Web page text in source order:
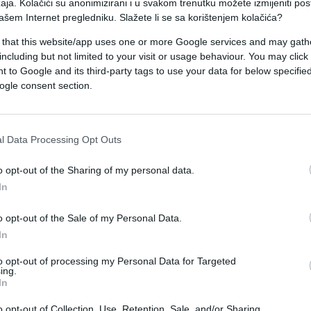
Kolačići su anonimizirani i u svakom trenutku možete izmijeniti
Internet pregledniku. Slažete li se sa korištenjem kolačića?
that this website/app uses one or more Google services and may
but not limited to your visit or usage behaviour. You may
to Google and its third-party tags to use your data for below
consent section.
Data Processing Opt Outs
opt-out of the Sharing of my personal data.
opt-out of the Sale of my Personal Data.
opt-out of processing my Personal Data for Targeted
poginulih jedna je od rijetkih stvari o kojima
njihovi širi pregovori nisu uspjeli približiti
je da je njegova zemlja primila prvu grupu
trebati nekoliko dana.
u nekoliko faza u predstojećim danima",
a pregovori se nastavljaju gotovo svaki
sporazuma postignutih tokom sastanka u
svaku osobu", kazao je.